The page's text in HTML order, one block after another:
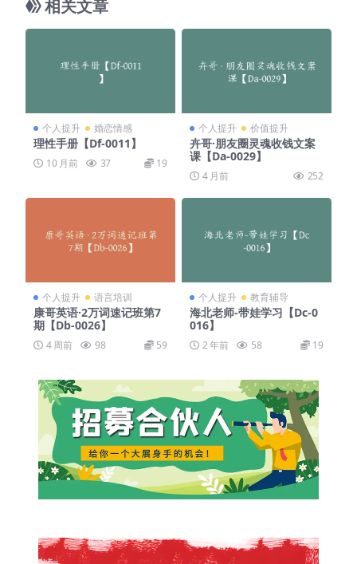
相关文章
个人提升 婚恋情感
理性手册【Df-0011】
10 月前 37 19
个人提升 价值提升
卉哥·朋友圈灵魂收钱文案
课【Da-0029】
4 月前 252
个人提升 语言培训
康哥英语·2万词速记班第7
期【Db-0026】
4 周前 98 59
个人提升 教育辅导
海北老师-带娃学习【Dc-0
016】
2 年前 58 19